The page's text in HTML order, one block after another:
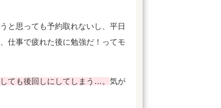
と思っても予約取れないし、平日
仕事で疲れた後に勉強だ！ってモ
ても後回しにしてしまう…。 気が